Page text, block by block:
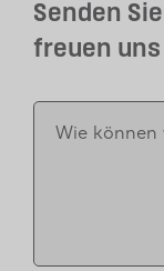
Senden
freuen uns
Wie können